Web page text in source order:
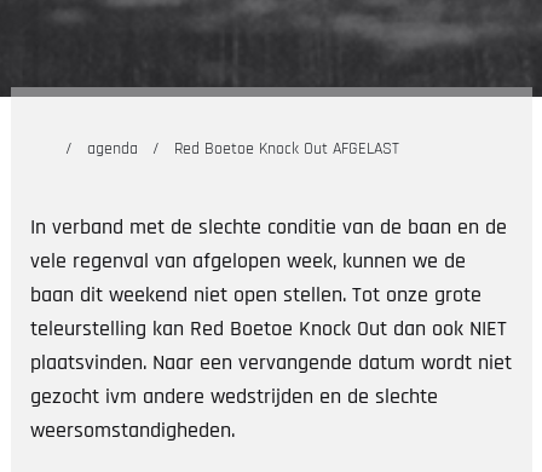
agenda Red Boetoe Knock Out AFGELAST
In verband met de slechte conditie van de baan en de
vele regenval van afgelopen week, kunnen we de
baan dit weekend niet open stellen. Tot onze grote
teleurstelling kan Red Boetoe Knock Out dan ook NIET
plaatsvinden. Naar een vervangende datum wordt niet
gezocht ivm andere wedstrijden en de slechte
weersomstandigheden.